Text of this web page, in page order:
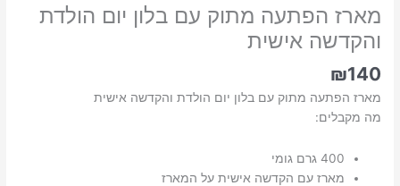
מארז הפתעה מתוק עם בלון יום הולדת
והקדשה אישית
₪140
מארז הפתעה מתוק עם בלון יום הולדת והקדשה אישית
מה מקבלים:
400 גרם גומי
מארז עם הקדשה אישית על המארז